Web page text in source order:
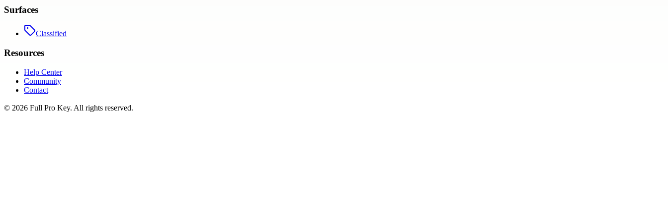
Surfaces
Classified
Resources
Help Center
Community
Contact
© 2026 Full Pro Key. All rights reserved.